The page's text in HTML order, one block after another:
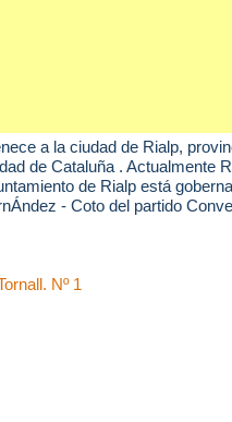
a la ciudad de Rialp,
de Cataluña . Actualmente
de Rialp está
- Coto del partido
Nº 1